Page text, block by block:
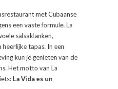
met Cubaanse
een vaste formule. La
salsaklanken,
heerlijke tapas. In een
kun je genieten van de
Het motto van La
La Vida es un